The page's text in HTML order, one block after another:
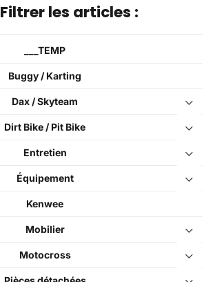
Filtrer les articles :
___TEMP
Buggy / Karting
Dax / Skyteam
Dirt Bike / Pit Bike
Entretien
Équipement
Kenwee
Mobilier
Motocross